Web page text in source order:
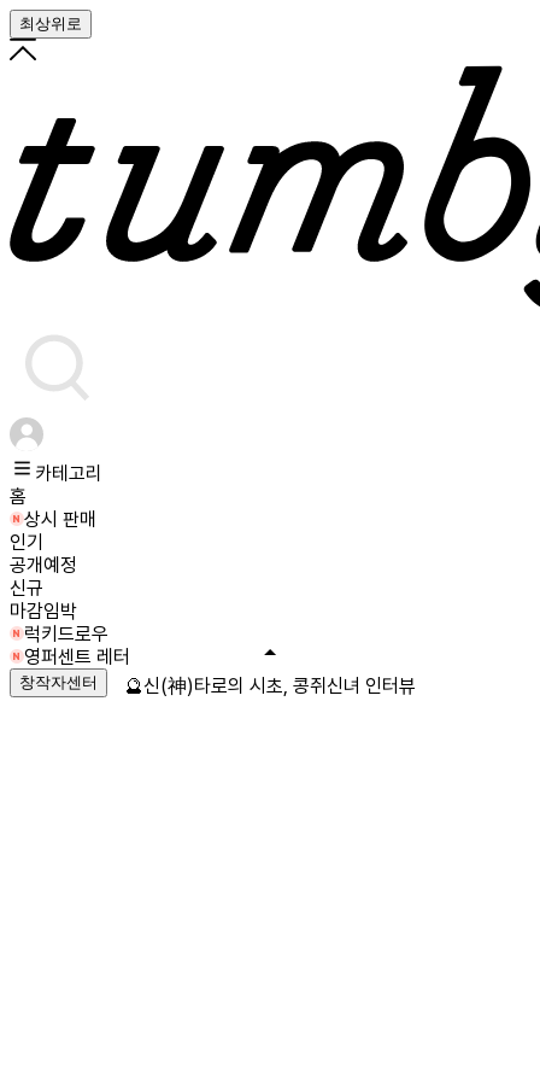
최상위로
카테고리
홈
상시 판매
인기
공개예정
신규
마감임박
럭키드로우
영퍼센트 레터
창작자센터 🔮신(神)타로의 시초, 콩쥐신녀 인터뷰